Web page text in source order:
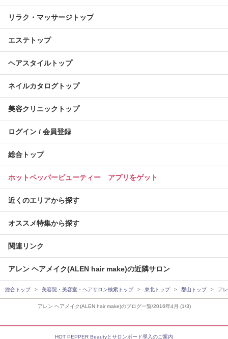
アレン ヘアメイク(ALEN hair make)のブログ一覧/2016年4月 (1/3)
リラク・マッサージトップ
エステトップ
ヘアスタイルトップ
ネイルカタログトップ
美容クリニックトップ
ログイン / 会員登録
総合トップ
ホットペッパービューティー アプリをゲット
近くのエリアから探す
オススメ特集から探す
関連リンク
アレン ヘアメイク(ALEN hair make)の近隣サロン
総合トップ 美容院・美容室・ヘアサロン検索トップ 東北トップ 郡山トップ ア
HOT PEPPER Beautyとサロンボード導入のご案内